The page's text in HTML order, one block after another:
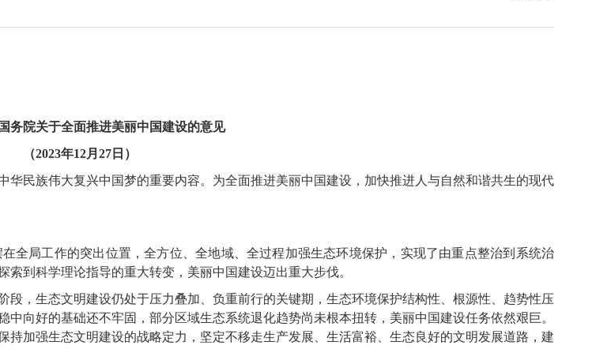
务院关于全面推进美丽中国建设的意见
（2023年12月27日）
民族伟大复兴中国梦的重要内容。为全面推进美丽中国建设，加快推进人与自然和谐共生的现代
局工作的突出位置，全方位、全地域、全过程加强生态环境保护，实现了由重点整治到系统治
到科学理论指导的重大转变，美丽中国建设迈出重大步伐。
，生态文明建设仍处于压力叠加、负重前行的关键期，生态环境保护结构性、根源性、趋势性压
向好的基础还不牢固，部分区域生态系统退化趋势尚未根本扭转，美丽中国建设任务依然艰巨。
加强生态文明建设的战略定力，坚定不移走生产发展、生活富裕、生态良好的文明发展道路，建